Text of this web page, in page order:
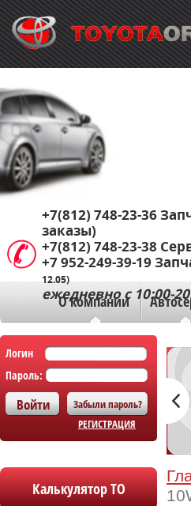
О компании
+7(812) 748-23-36
заказы)
+7(812) 748-23-38
+7 952-249-39-19
12.05)
ежедневно с 10:00-
Логин
Пароль:
Забыли пароль?
РЕГИСТРАЦИЯ
Калькулятор ТО